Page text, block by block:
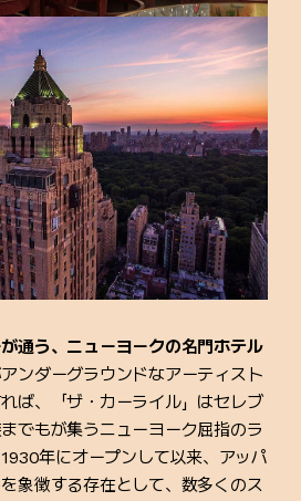
通う、ニューヨークの名門ホテル
ンダーグラウンドなアーティスト
ば、「ザ・カーライル」はセレブ
でもが集うニューヨーク屈指のラ
年にオープンして以来、アッパ
象徴する存在として、数多くのス